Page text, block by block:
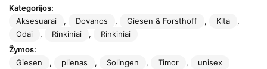
o
u
i
a
d
o
a
Kategorijos:
Aksesuarai
, Dovanos , Giesen & Forsthoff , Kita
,
Odai
, Rinkiniai ,
Rinkiniai
Žymos:
Giesen
, plienas , Solingen , Timor ,
unisex